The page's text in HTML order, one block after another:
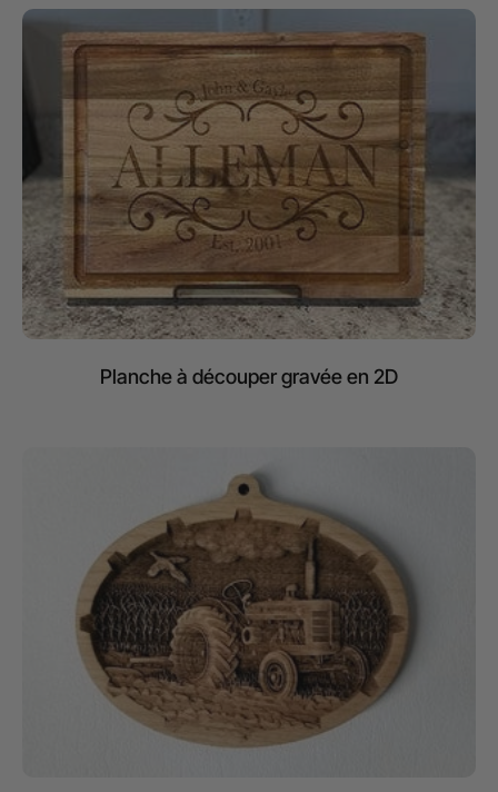
Planche à découper gravée en 2D